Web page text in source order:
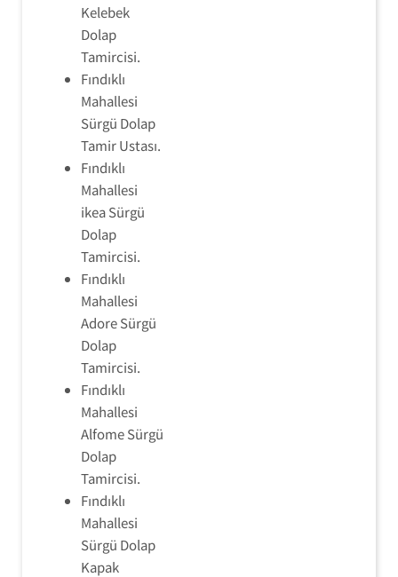
Kelebek
Dolap
Tamircisi.
Fındıklı
Mahallesi
Sürgü Dolap
Tamir Ustası.
Fındıklı
Mahallesi
ikea Sürgü
Dolap
Tamircisi.
Fındıklı
Mahallesi
Adore Sürgü
Dolap
Tamircisi.
Fındıklı
Mahallesi
Alfome Sürgü
Dolap
Tamircisi.
Fındıklı
Mahallesi
Sürgü Dolap
Kapak